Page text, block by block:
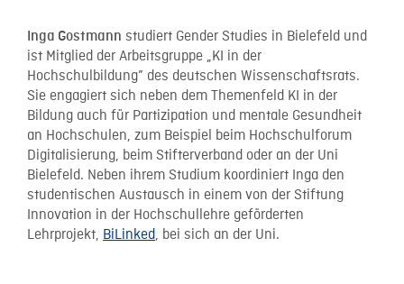
Inga Gostmann studiert Gender Studies in Bielefeld und
ist Mitglied der Arbeitsgruppe „KI in der
Hochschulbildung” des deutschen Wissenschaftsrats.
Sie engagiert sich neben dem Themenfeld KI in der
Bildung auch für Partizipation und mentale Gesundheit
an Hochschulen, zum Beispiel beim Hochschulforum
Digitalisierung, beim Stifterverband oder an der Uni
Bielefeld. Neben ihrem Studium koordiniert Inga den
studentischen Austausch in einem von der Stiftung
Innovation in der Hochschullehre geförderten
Lehrprojekt, BiLinked, bei sich an der Uni.